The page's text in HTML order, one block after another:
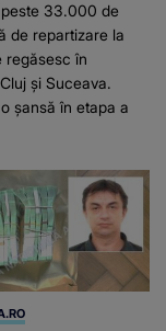
33.000 de
de repartizare la
regăsesc în
și Suceava.
șansă în etapa a